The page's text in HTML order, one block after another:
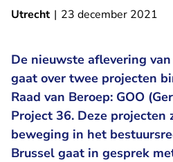
Utrecht | 23 december 2021
De nieuwste aflevering
gaat over twee projecten
Raad van Beroep: GOO
Project 36. Deze projecten
beweging in het
Brussel gaat in gesprek